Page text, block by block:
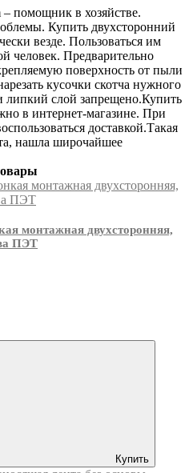
помощник в хозяйстве.
Купить двухсторонний
везде. Пользоваться им
человек. Предварительно
поверхность от пыли
кусочки скотча нужного
липкий слой запрещено.Купить
в интернет-магазине. При
доставкой.Такая
нашла широчайшее
монтажная двухсторонняя,
ПЭТ
Купить